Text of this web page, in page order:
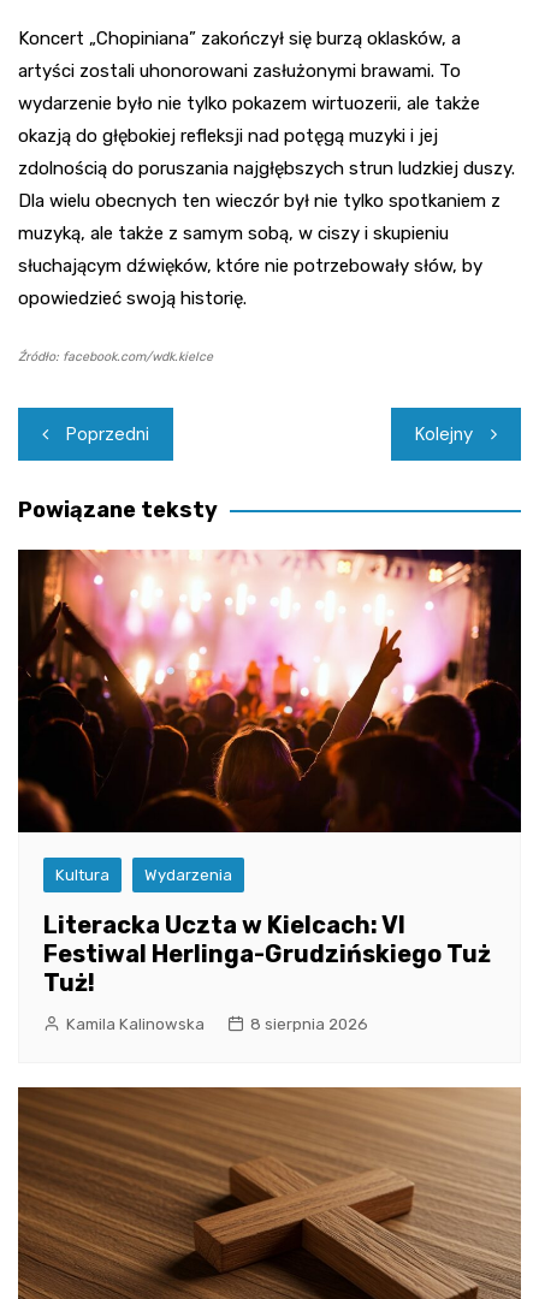
Koncert „Chopiniana” zakończył się burzą oklasków, a
artyści zostali uhonorowani zasłużonymi brawami. To
wydarzenie było nie tylko pokazem wirtuozerii, ale także
okazją do głębokiej refleksji nad potęgą muzyki i jej
zdolnością do poruszania najgłębszych strun ludzkiej duszy.
Dla wielu obecnych ten wieczór był nie tylko spotkaniem z
muzyką, ale także z samym sobą, w ciszy i skupieniu
słuchającym dźwięków, które nie potrzebowały słów, by
opowiedzieć swoją historię.
Źródło: facebook.com/wdk.kielce
Nawigacja
wpisu
Poprzedni Kolejny
Powiązane teksty
Kultura Wydarzenia
Literacka Uczta w Kielcach: VI
Festiwal Herlinga-Grudzińskiego Tuż
Tuż!
Kamila Kalinowska 8 sierpnia 2026